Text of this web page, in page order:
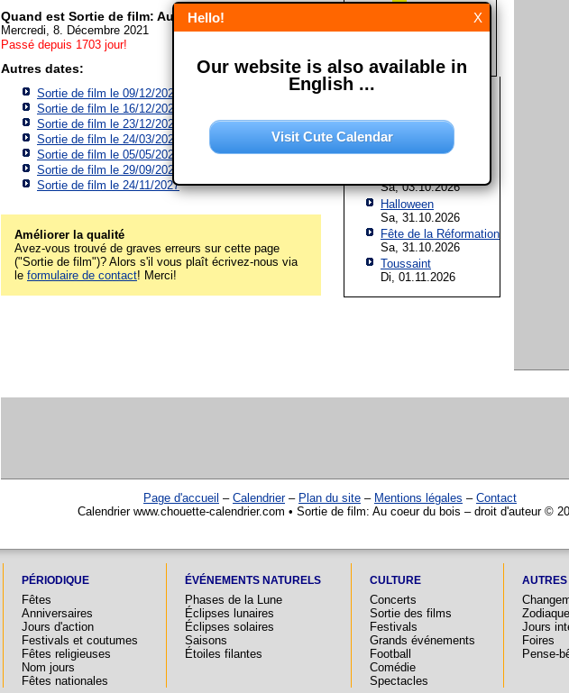
Quand est Sortie de film: Au coeur du bois?
Mercredi, 8. Décembre 2021
Passé depuis 1703 jour!
Autres dates:
Sortie de film le 09/12/2026
Sortie de film le 16/12/2026
Sortie de film le 23/12/2026
Sortie de film le 24/03/2027
Sortie de film le 05/05/2027
Sortie de film le 29/09/2027
Sortie de film le 24/11/2027
Améliorer la qualité
Avez-vous trouvé de graves erreurs sur cette page
("Sortie de film")? Alors s'il vous plaît écrivez-nous via
le formulaire de contact! Merci!
6
7 8 9 10 11 12
20 21 22 23 24 25 26
Les prochaines fêtes et
Assomption de Marie
Sa, 15.08.2026
Sa, 03.10.2026
Halloween
Sa, 31.10.2026
Fête de la Réformation
Sa, 31.10.2026
Toussaint
Di, 01.11.2026
Page d'accueil – Calendrier– Plan du site – Mentions légales – Contact
Calendrier www.chouette-calendrier.com • Sortie de film: Au coeur du bois – droit d'auteur ©
PÉRIODIQUE
Fêtes
Anniversaires
Jours d'action
Festivals et coutumes
Fêtes religieuses
Nom jours
Fêtes nationales
ÉVÉNEMENTS NATURELS
Phases de la Lune
Éclipses lunaires
Éclipses solaires
Saisons
Étoiles filantes
CULTURE
Concerts
Sortie des films
Festivals
Grands événements
Football
Comédie
Spectacles
AUTRES
Zodiaque
Jours
Foires
Pense-
X
Hello!
Our website is also available in
English ...
Visit Cute Calendar